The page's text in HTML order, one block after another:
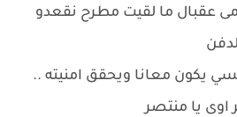
عقبال ما لقيت مطرح نقعدو
يكون معانا ويحقق امنيته ..
يا منتصر